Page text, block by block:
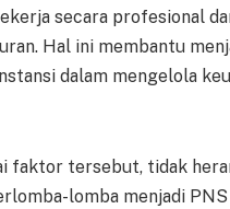
secara profesional
Hal ini membantu
dalam mengelola
faktor tersebut, tidak
lomba menjadi PNS